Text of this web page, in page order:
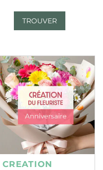
TROUVER
CREATION